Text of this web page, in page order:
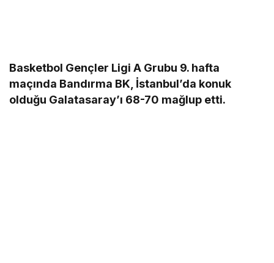
Basketbol Gençler Ligi A Grubu 9. hafta
maçında Bandırma BK, İstanbul’da konuk
olduğu Galatasaray’ı 68-70 mağlup etti.